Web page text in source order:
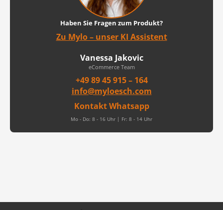
Haben Sie Fragen zum Produkt?
Zu Mylo – unser KI Assistent
Vanessa Jakovic
eCommerce Team
+49 89 45 915 – 164
info@myloesch.com
Kontakt Whatsapp
Mo - Do: 8 - 16 Uhr | Fr: 8 - 14 Uhr